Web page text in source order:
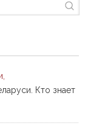
Кто знает